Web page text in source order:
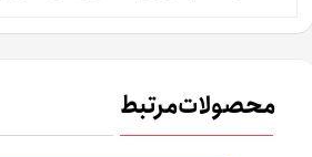
محصولات مرتبط